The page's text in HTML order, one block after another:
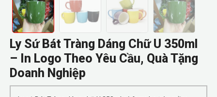
Ly Sứ Bát Tràng Dáng Chữ U 350ml
– In Logo Theo Yêu Cầu, Quà Tặng
Doanh Nghiệp